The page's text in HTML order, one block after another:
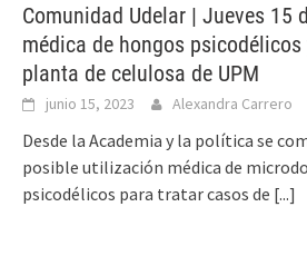
Comunidad Udelar | Jueves 15
médica de hongos
planta de celulosa de UPM
junio 15, 2023 Alexandra Carrero
Desde la Academia y la política se
posible utilización médica de
psicodélicos para tratar casos de [...]